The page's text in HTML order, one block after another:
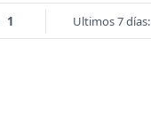
1 Ultimos 7 días: